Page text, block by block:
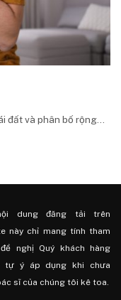
và phân bố rộng...
dung đăng tải trên
này chỉ mang tính tham
nghị Quý khách hàng
tự ý áp dụng khi chưa
sĩ của chúng tôi kê toa.